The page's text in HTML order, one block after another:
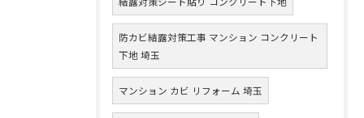
防カビ結露対策工事 マンション コンクリート
下地 埼玉
マンション カビ リフォーム 埼玉